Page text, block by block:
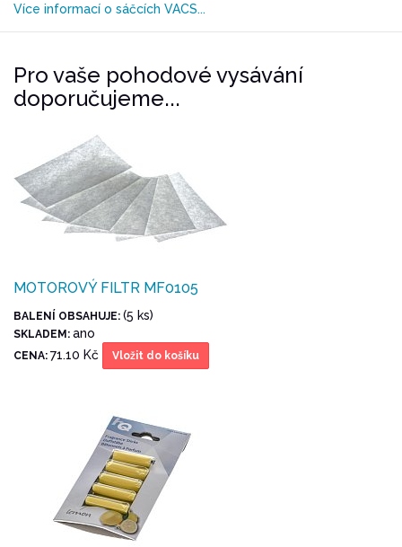
Více informací o sáčcích VACS...
Pro vaše pohodové vysávání
doporučujeme...
MOTOROVÝ FILTR MF0105
BALENÍ OBSAHUJE: (5 ks)
SKLADEM: ano
CENA: 71.10 Kč Vložit do košíku